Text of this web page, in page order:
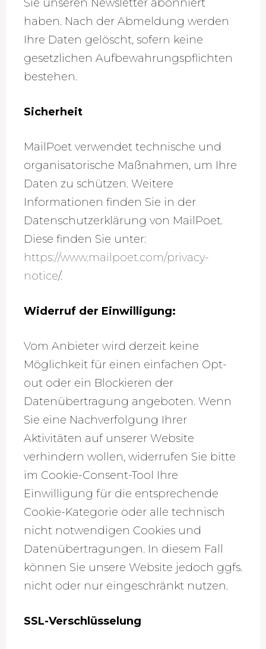
Sie unseren Newsletter abonniert
haben. Nach der Abmeldung werden
Ihre Daten gelöscht, sofern keine
gesetzlichen Aufbewahrungspflichten
bestehen.
Sicherheit
MailPoet verwendet technische und
organisatorische Maßnahmen, um Ihre
Daten zu schützen. Weitere
Informationen finden Sie in der
Datenschutzerklärung von MailPoet.
Diese finden Sie unter:
https://www.mailpoet.com/privacy-
notice/.
Widerruf der Einwilligung:
Vom Anbieter wird derzeit keine
Möglichkeit für einen einfachen Opt-
out oder ein Blockieren der
Datenübertragung angeboten. Wenn
Sie eine Nachverfolgung Ihrer
Aktivitäten auf unserer Website
verhindern wollen, widerrufen Sie bitte
im Cookie-Consent-Tool Ihre
Einwilligung für die entsprechende
Cookie-Kategorie oder alle technisch
nicht notwendigen Cookies und
Datenübertragungen. In diesem Fall
können Sie unsere Website jedoch ggfs.
nicht oder nur eingeschränkt nutzen.
SSL-Verschlüsselung